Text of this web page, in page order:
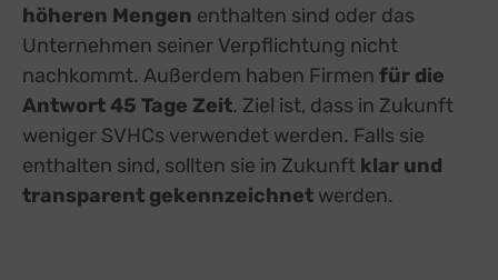
höheren Mengen enthalten sind oder das
Unternehmen seiner Verpflichtung nicht
nachkommt. Außerdem haben Firmen für die
Antwort 45 Tage Zeit. Ziel ist, dass in Zukunft
weniger SVHCs verwendet werden. Falls sie
enthalten sind, sollten sie in Zukunft klar und
transparent gekennzeichnet werden.